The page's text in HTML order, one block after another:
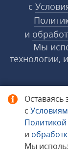
Оставаясь
с
и
Мы
с
и
Мы
технологии,
©